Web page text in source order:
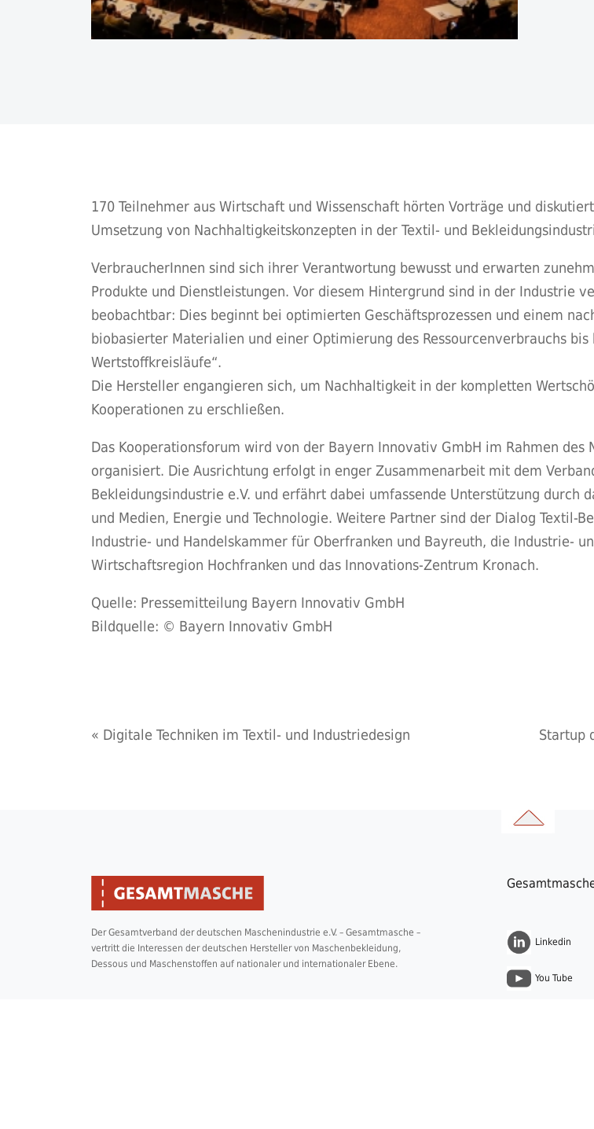
170 Teilnehmer aus Wirtschaft und Wissenschaft hörten Vorträge und
Umsetzung von Nachhaltigkeitskonzepten in der Textil- und
VerbraucherInnen sind sich ihrer Verantwortung bewusst und erwarten
Produkte und Dienstleistungen. Vor diesem Hintergrund sind in der Industrie
beobachtbar: Dies beginnt bei optimierten Geschäftsprozessen und einem
biobasierter Materialien und einer Optimierung des Ressourcenverbrauchs bis
Wertstoffkreisläufe“.
Die Hersteller engangieren sich, um Nachhaltigkeit in der kompletten
Kooperationen zu erschließen.
Das Kooperationsforum wird von der Bayern Innovativ GmbH im Rahmen
organisiert. Die Ausrichtung erfolgt in enger Zusammenarbeit mit dem
Bekleidungsindustrie e.V. und erfährt dabei umfassende Unterstützung durch
und Medien, Energie und Technologie. Weitere Partner sind der Dialog Textil-
Industrie- und Handelskammer für Oberfranken und Bayreuth, die Industrie-
Wirtschaftsregion Hochfranken und das Innovations-Zentrum Kronach.
Quelle: Pressemitteilung Bayern Innovativ GmbH
Bildquelle: © Bayern Innovativ GmbH
« Digitale Techniken im Textil- und Industriedesign Startup
Der Gesamtverband der deutschen Maschenindustrie e.V. – Gesamtmasche –
vertritt die Interessen der deutschen Hersteller von Maschenbekleidung,
Dessous und Maschenstoffen auf nationaler und internationaler Ebene.
Linkedin
You Tube